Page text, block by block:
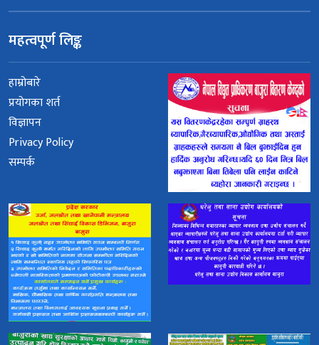
महत्वपूर्ण लिङ्क
हाम्रोबारे
प्रयोगका शर्त
विज्ञापन
Privacy Policy
सम्पर्क